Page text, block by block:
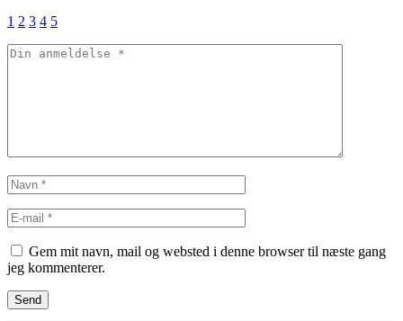
1 2 3 4 5
Gem mit navn, mail og websted i denne browser til næste gang
jeg kommenterer.